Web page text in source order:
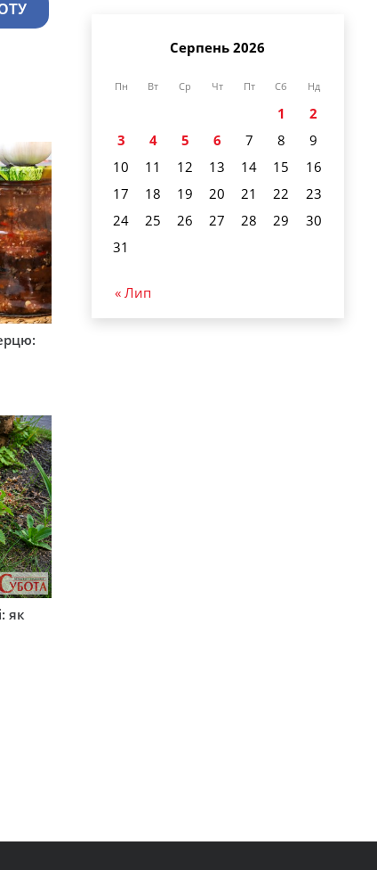
як
Серпень 2026
Пн Вт Ср Чт Пт Сб Нд
1
2
3
4 5 6 7 8
9
10
11 12 13 14 15
16
17
18 19 20 21 22
23
24
25 26 27 28 29
30
31
« Лип